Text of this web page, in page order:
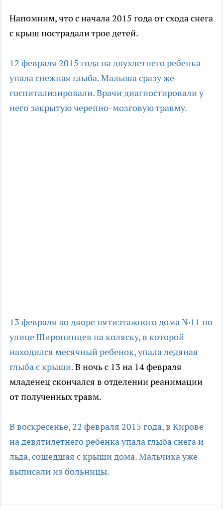
Напомним, что с начала 2015 года от схода снега
с крыш пострадали трое детей.
12 февраля 2015 года на двухлетнего ребенка
упала снежная глыба. Малыша сразу же
госпитализировали. Врачи диагностировали у
него закрытую черепно-мозговую травму.
13 февраля во дворе пятиэтажного дома №11 по
улице Широнинцев на коляску, в которой
находился месячный ребенок, упала ледяная
глыба с крыши.В ночь с 13 на 14 февраля
младенец скончался в отделении реанимации
от полученных травм.
В воскресенье, 22 февраля 2015 года, в Кирове
на девятилетнего ребенка упала глыба снега и
льда, сошедшая с крыши дома. Мальчика уже
выписали из больницы.